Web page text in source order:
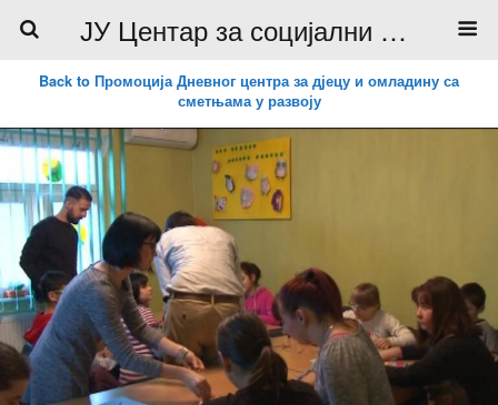
ЈУ Центар за социјални рад
Back to Промоција Дневног центра за дјецу и омладину са
сметњама у развоју